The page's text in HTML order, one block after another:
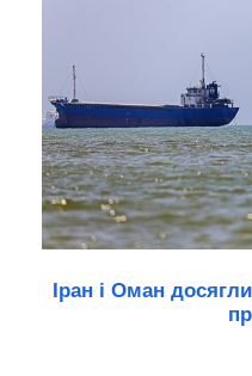
Іран і Оман